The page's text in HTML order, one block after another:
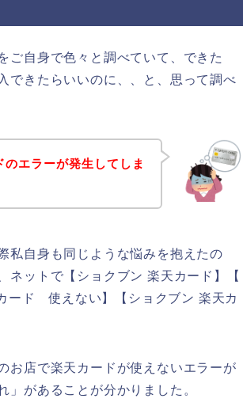
ご自身で色々と調べていて、できた
できたらいいのに、、と、思って調べ
エラーが発生してしま
私自身も同じような悩みを抱えたの
ネットで【ショクブン 楽天カード】【
ード 使えない】【ショクブン 楽天カ
お店で楽天カードが使えないエラーが
があることが分かりました。